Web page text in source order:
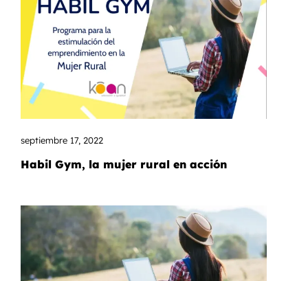
septiembre 17, 2022
Habil Gym, la mujer rural en acción